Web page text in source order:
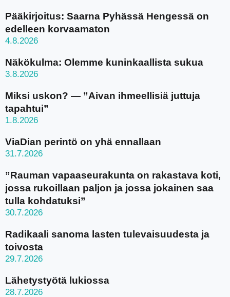
Pääkirjoitus: Saarna Pyhässä Hengessä on
edelleen korvaamaton
4.8.2026
Näkökulma: Olemme kuninkaallista sukua
3.8.2026
Miksi uskon? — ”Aivan ihmeellisiä juttuja
tapahtui”
1.8.2026
ViaDian perintö on yhä ennallaan
31.7.2026
”Rauman vapaaseurakunta on rakastava koti,
jossa rukoillaan paljon ja jossa jokainen saa
tulla kohdatuksi”
30.7.2026
Radikaali sanoma lasten tulevaisuudesta ja
toivosta
29.7.2026
Lähetystyötä lukiossa
28.7.2026